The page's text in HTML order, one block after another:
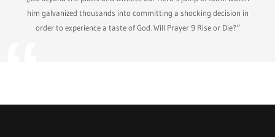
him galvanized thousands into committing a shocking decision in
order to experience a taste of God. Will Prayer 9 Rise or Die?“